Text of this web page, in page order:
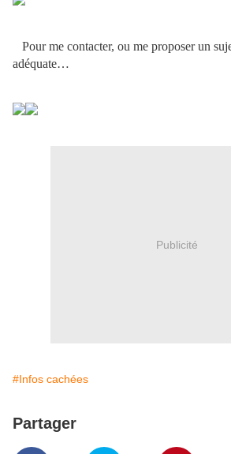
Pour me contacter, ou me proposer un
adéquate…
Publicité
#Infos cachées
Partager